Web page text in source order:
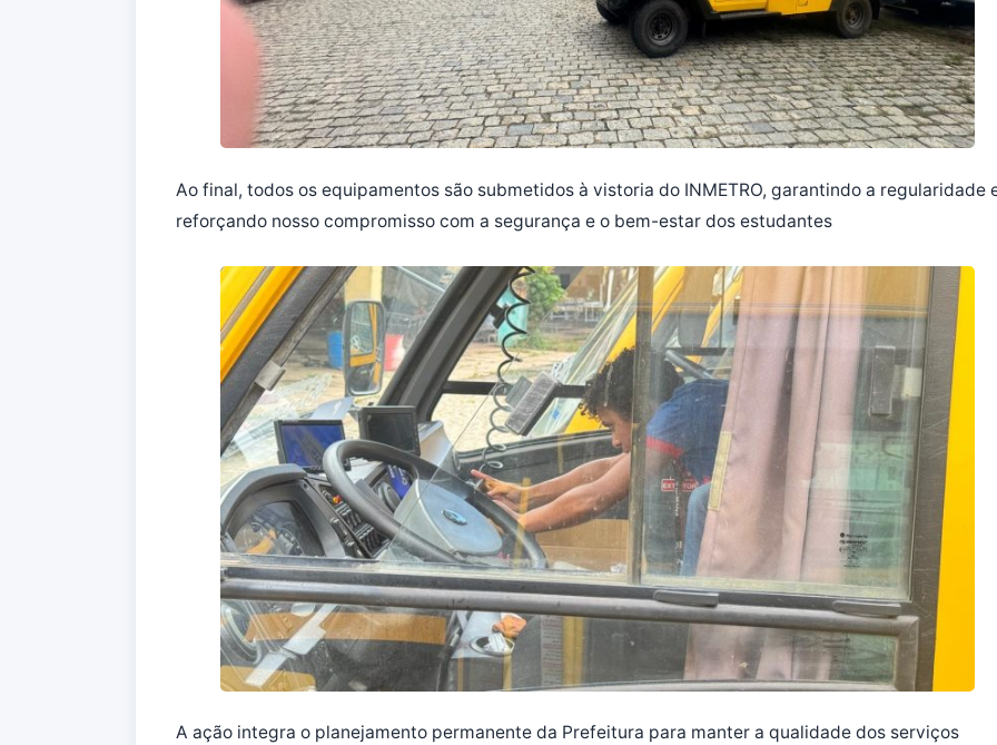
Ao final, todos os equipamentos são submetidos à vistoria do INMETRO, garantindo a regularidade
reforçando nosso compromisso com a segurança e o bem-estar dos estudantes
A ação integra o planejamento permanente da Prefeitura para manter a qualidade dos serviços